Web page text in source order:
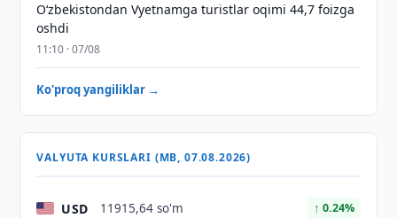
O‘zbekistondan Vyetnamga turistlar oqimi 44,7 foizga
oshdi
11:10 · 07/08
Ko'proq yangiliklar →
VALYUTA KURSLARI (MB, 07.08.2026)
USD 11915,64 so'm ↑ 0.24%